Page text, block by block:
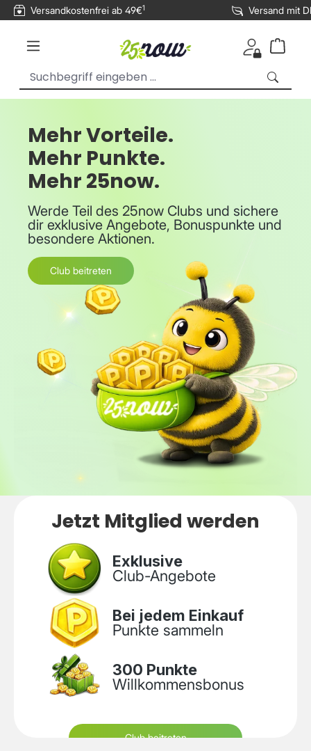
springen
Versandkostenfrei ab 49€1 Versand mit
Mehr Vorteile.
Mehr Punkte.
Mehr 25now.
Werde Teil des 25now Clubs und sichere
dir exklusive Angebote, Bonuspunkte und
besondere Aktionen.
Club beitreten
Jetzt Mitglied werden
Exklusive
Club-Angebote
Bei jedem Einkauf
Punkte sammeln
300 Punkte
Willkommens­bonus
Club beitreten